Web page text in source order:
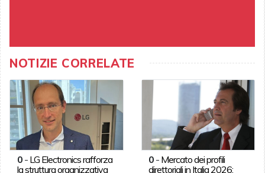
NOTIZIE CORRELATE
0- LG Electronics rafforza
la struttura organizzativa
0 - Mercato dei profili
direttoriali in Italia 2026: